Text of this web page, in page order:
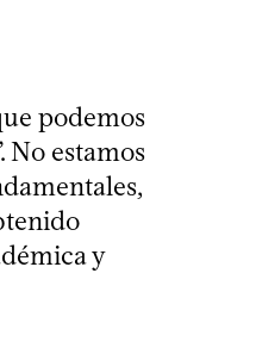
podemos
No estamos
y